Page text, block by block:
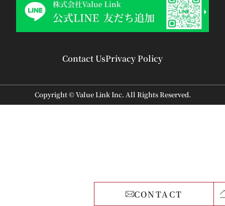
CONTACT
Contact UsPrivacy Policy
Copyright © Value Link Inc. All Rights Reserved.